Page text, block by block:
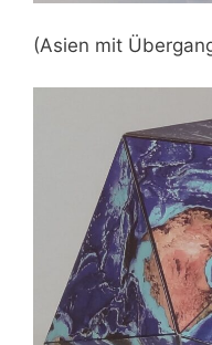
(Asien mit